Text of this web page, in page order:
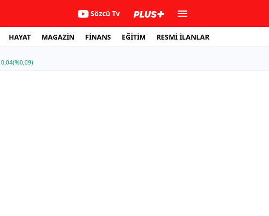
Sözcü Tv
HAYAT MAGAZİN FİNANS EĞİTİM RESMİ İLANLAR
0,04(%0,09)